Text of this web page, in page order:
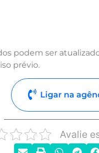
podem ser
prévio.
Ligar na
Avalie